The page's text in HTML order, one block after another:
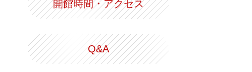
開館時間・アクセス
Q&A